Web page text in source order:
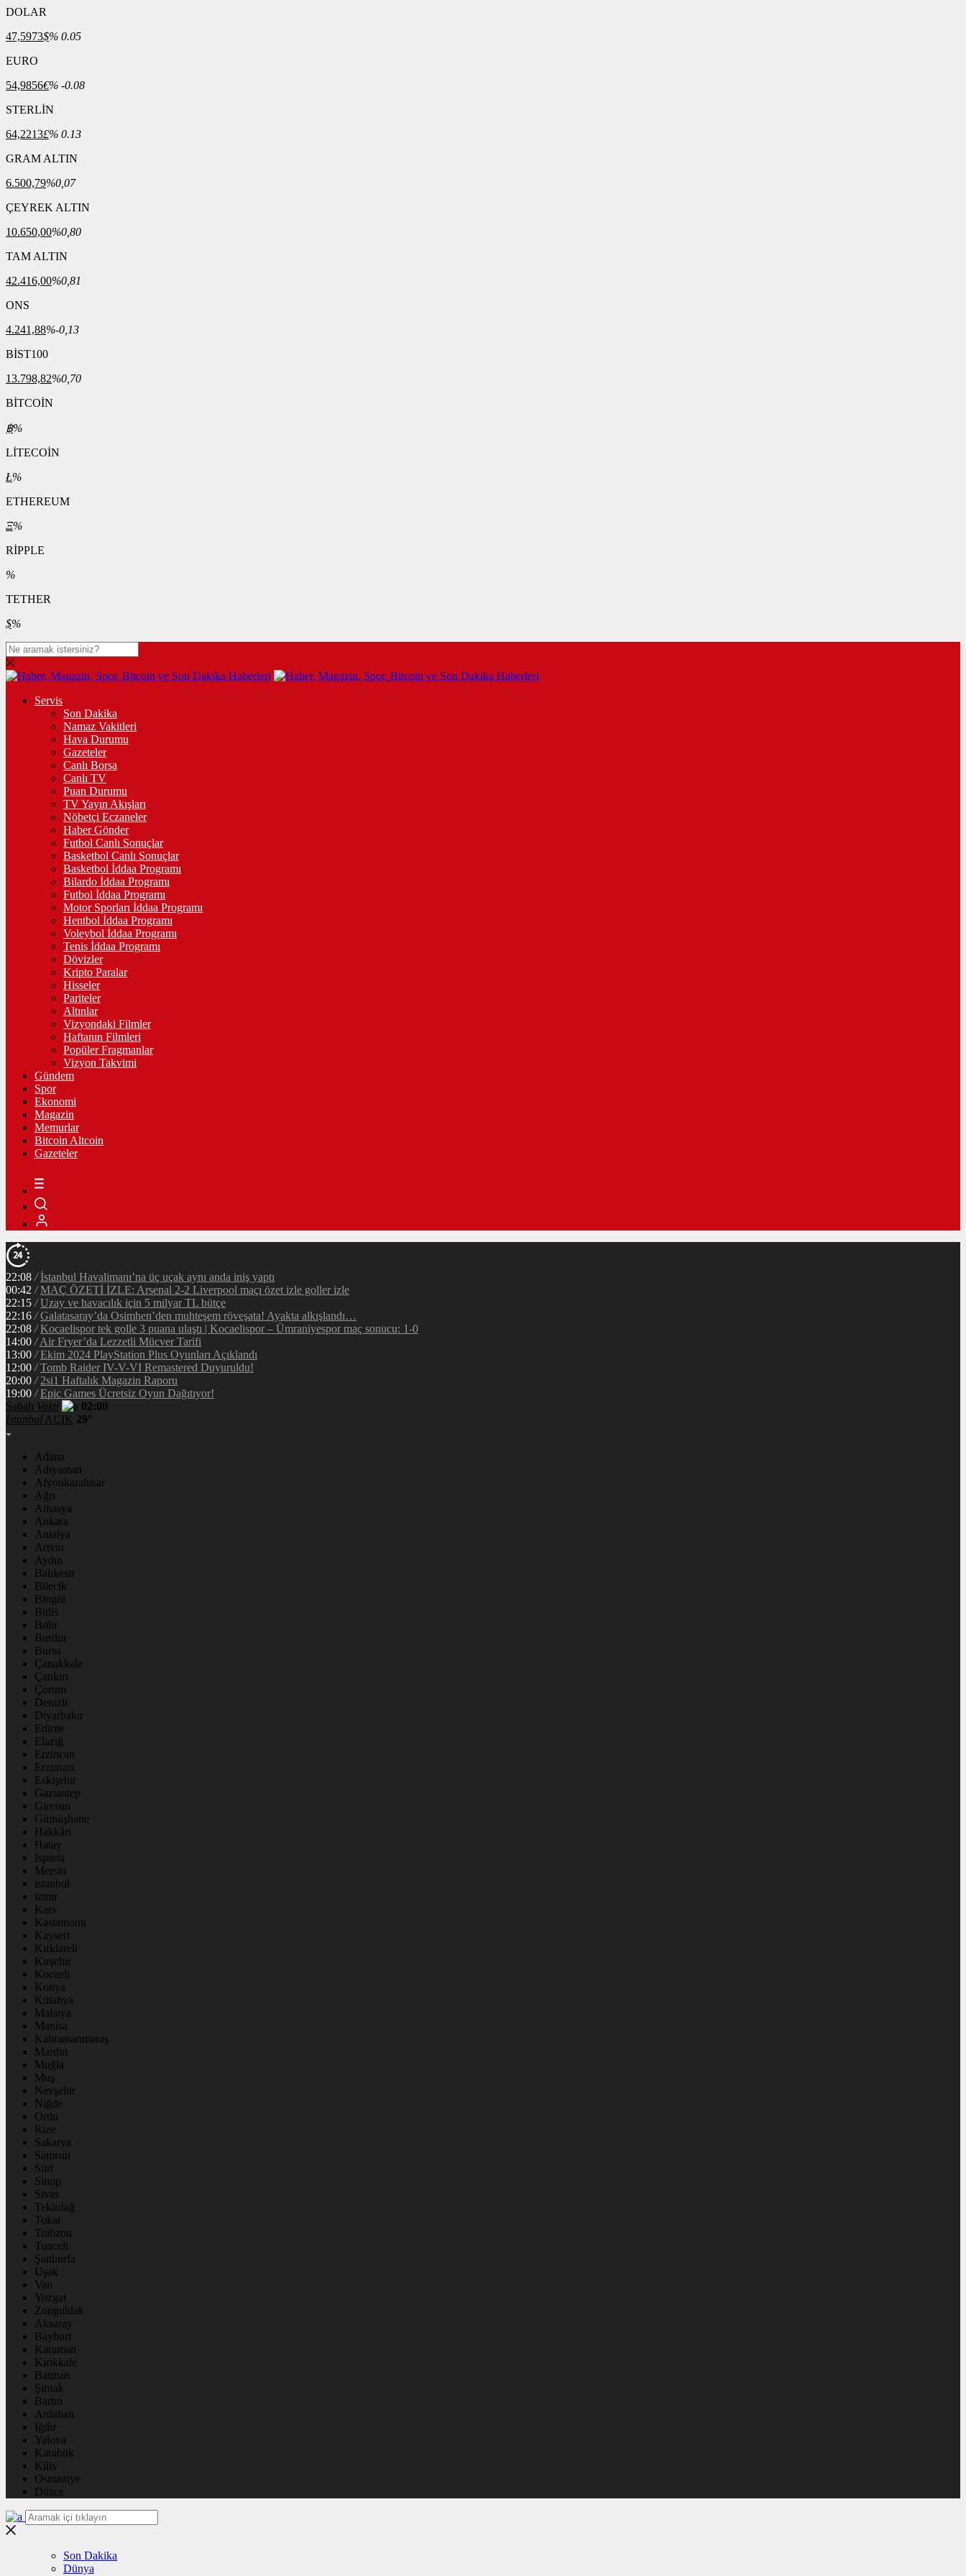
DOLAR
47,5973$% 0.05
EURO
54,9856€% -0.08
STERLİN
64,2213£% 0.13
GRAM ALTIN
6.500,79%0,07
ÇEYREK ALTIN
10.650,00%0,80
TAM ALTIN
42.416,00%0,81
ONS
4.241,88%-0,13
BİST100
13.798,82%0,70
BİTCOİN
฿%
LİTECOİN
Ł%
ETHEREUM
Ξ%
RİPPLE
%
TETHER
$%
Servis
Son Dakika
Namaz Vakitleri
Hava Durumu
Gazeteler
Canlı Borsa
Canlı TV
Puan Durumu
TV Yayın Akışları
Nöbetçi Eczaneler
Haber Gönder
Futbol Canlı Sonuçlar
Basketbol Canlı Sonuçlar
Basketbol İddaa Programı
Bilardo İddaa Programı
Futbol İddaa Programı
Motor Sporları İddaa Programı
Hentbol İddaa Programı
Voleybol İddaa Programı
Tenis İddaa Programı
Dövizler
Kripto Paralar
Hisseler
Pariteler
Altınlar
Vizyondaki Filmler
Haftanın Filmleri
Popüler Fragmanlar
Vizyon Takvimi
Gündem
Spor
Ekonomi
Magazin
Memurlar
Bitcoin Altcoin
Gazeteler
22:08 / İstanbul Havalimanı’na üç uçak aynı anda iniş yaptı
00:42 / MAÇ ÖZETİ İZLE: Arsenal 2-2 Liverpool maçı özet izle goller izle
22:15 / Uzay ve havacılık için 5 milyar TL bütçe
22:16 / Galatasaray’da Osimhen’den muhteşem röveşata! Ayakta alkışlandı…
22:08 / Kocaelispor tek golle 3 puana ulaştı | Kocaelispor – Ümraniyespor maç sonucu: 1-0
14:00 / Air Fryer’da Lezzetli Mücver Tarifi
13:00 / Ekim 2024 PlayStation Plus Oyunları Açıklandı
12:00 / Tomb Raider IV-V-VI Remastered Duyuruldu!
20:00 / 2si1 Haftalık Magazin Raporu
19:00 / Epic Games Ücretsiz Oyun Dağıtıyor!
Sabah Vakti
02:00
İstanbul AÇIK 29°
Adana
Adıyaman
Afyonkarahisar
Ağrı
Amasya
Ankara
Antalya
Artvin
Aydın
Balıkesir
Bilecik
Bingöl
Bitlis
Bolu
Burdur
Bursa
Çanakkale
Çankırı
Çorum
Denizli
Diyarbakır
Edirne
Elazığ
Erzincan
Erzurum
Eskişehir
Gaziantep
Giresun
Gümüşhane
Hakkâri
Hatay
Isparta
Mersin
istanbul
izmir
Kars
Kastamonu
Kayseri
Kırklareli
Kırşehir
Kocaeli
Konya
Kütahya
Malatya
Manisa
Kahramanmaraş
Mardin
Muğla
Muş
Nevşehir
Niğde
Ordu
Rize
Sakarya
Samsun
Siirt
Sinop
Sivas
Tekirdağ
Tokat
Trabzon
Tunceli
Şanlıurfa
Uşak
Van
Yozgat
Zonguldak
Aksaray
Bayburt
Karaman
Kırıkkale
Batman
Şırnak
Bartın
Ardahan
Iğdır
Yalova
Karabük
Kilis
Osmaniye
Düzce
Son Dakika
Dünya